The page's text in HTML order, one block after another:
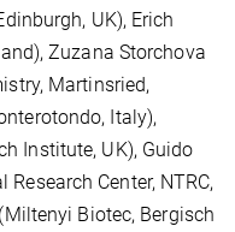
UK), Erich
Zuzana Storchova
Martinsried,
Italy),
Institute, UK), Guido
Center, NTRC,
Biotec, Bergisch